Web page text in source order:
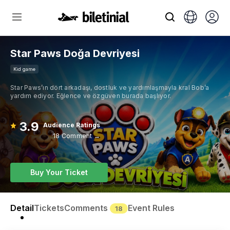
Star Paws Doğa Devriyesi
Kid game
Star Paws’ın dört arkadaşı, dostluk ve yardımlaşmayla kral Bob’a
yardım ediyor. Eğlence ve özgüven burada başlıyor.
3.9 Audience Ratings
18 Comment →
Buy Your Ticket
DetailTicketsComments 18 Event Rules